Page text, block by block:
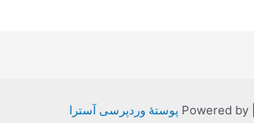
پوستهٔ وردپرسی آسترا